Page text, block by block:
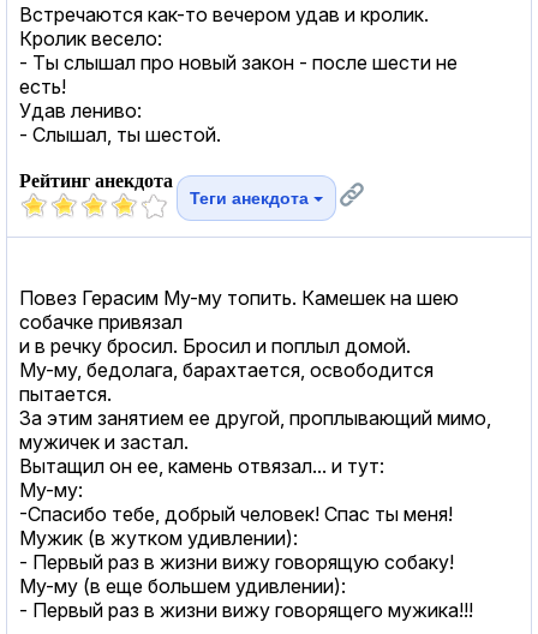
Встречаются как-то вечером удав и кролик.
Кролик весело:
- Ты слышал про новый закон - после шести не
есть!
Удав лениво:
- Слышал, ты шестой.
Рейтинг анекдота
Теги анекдота
Повез Герасим Му-му топить. Камешек на шею
собачке привязал
и в речку бросил. Бросил и поплыл домой.
Му-му, бедолага, барахтается, освободится
пытается.
За этим занятием ее другой, проплывающий мимо,
мужичек и застал.
Вытащил он ее, камень отвязал... и тут:
Му-му:
-Спасибо тебе, добрый человек! Спас ты меня!
Мужик (в жутком удивлении):
- Первый раз в жизни вижу говорящую собаку!
Му-му (в еще большем удивлении):
- Первый раз в жизни вижу говорящего мужика!!!